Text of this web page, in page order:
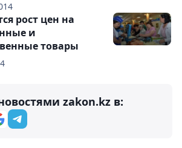
рост цен на
и
товары
zakon.kz в: